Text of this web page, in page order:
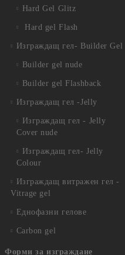
Hard Gel Glitz
Hard gel Flash
Изграждащ гел- Builder Gel
Builder gel nude
Builder gel Flashback
Изграждащ гел -Jelly
Изграждащ гел - Jelly
Cover nude
Изграждащ гел- Jelly
Colour
Изграждащ витражен гел -
Vitrage gel
Еднофазни гелове
Carbon gel
Форми за изграждане